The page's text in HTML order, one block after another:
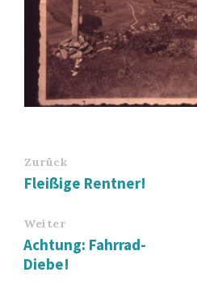
Zurück
Fleißige Rentner!
Weiter
Achtung: Fahrrad-
Diebe!